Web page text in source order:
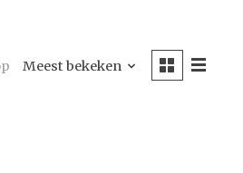
Meest bekeken